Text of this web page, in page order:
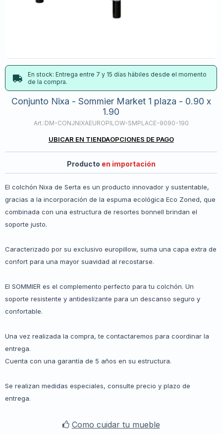
En stock: Entrega entre 7 y 15 días hábiles desde el momento
de la compra.
Conjunto Nixa - Sommier Market 1 plaza - 0.90 x
1.90
DM-CONJNIXAEUROPILOW-SMPLACE-9090-190
UBICAR EN TIENDAOPCIONES DE PAGO
Producto en importación
El colchón Nixa de Serta es un producto innovador y sustentable,
gracias a la incorporación de la espuma ecológica Eco Zoned, que
combinada con una estructura de resortes bonnell brindan el
soporte justo.
Caracterizado por su exclusivo europillow, suma una capa extra de
confort para una mayor suavidad al recostarse.
El SOMMIER es el complemento perfecto para tu colchón. Un
soporte resistente y antideslizante para un descanso seguro y
confortable.
Una vez realizada la compra, te contactaremos para coordinar la
entrega.
Cuenta con una garantía de 5 años en su estructura.
Se realizan medidas especiales, consulte precio y plazo de
entrega.
Como cuidar tu mueble